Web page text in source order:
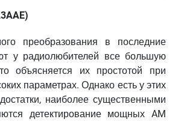
преобразования в последние
у радиолюбителей все большую
объясняется их простотой при
параметрах. Однако есть у этих
наиболее существенными
детектирование мощных AM